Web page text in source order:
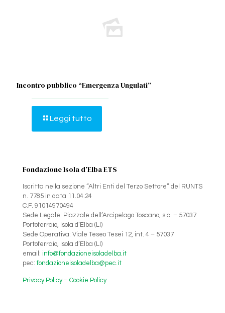
Incontro pubblico “Emergenza Ungulati”
Leggi tutto
Fondazione Isola d’Elba ETS
Iscritta nella sezione “Altri Enti del Terzo Settore” del RUNTS
n. 7785 in data 11.04.24
C.F. 91014970494
Sede Legale: Piazzale dell’Arcipelago Toscano, s.c. – 57037
Portoferraio, Isola d’Elba (LI)
Sede Operativa: Viale Teseo Tesei 12, int. 4 – 57037
Portoferraio, Isola d’Elba (LI)
email: info@fondazioneisoladelba.it
pec: fondazioneisoladelba@pec.it
Privacy Policy– Cookie Policy